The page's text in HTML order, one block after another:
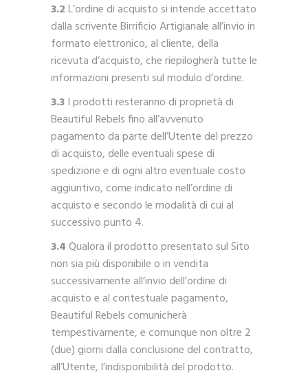
3.2L’ordine di acquisto si intende accettato
dalla scrivente Birrificio Artigianale all’invio in
formato elettronico, al cliente, della
ricevuta d’acquisto, che riepilogherà tutte le
informazioni presenti sul modulo d’ordine.
3.3I prodotti resteranno di proprietà di
Beautiful Rebels fino all’avvenuto
pagamento da parte dell’Utente del prezzo
di acquisto, delle eventuali spese di
spedizione e di ogni altro eventuale costo
aggiuntivo, come indicato nell’ordine di
acquisto e secondo le modalità di cui al
successivo punto 4.
3.4Qualora il prodotto presentato sul Sito
non sia più disponibile o in vendita
successivamente all’invio dell’ordine di
acquisto e al contestuale pagamento,
Beautiful Rebels comunicherà
tempestivamente, e comunque non oltre 2
(due) giorni dalla conclusione del contratto,
all’Utente, l’indisponibilità del prodotto.